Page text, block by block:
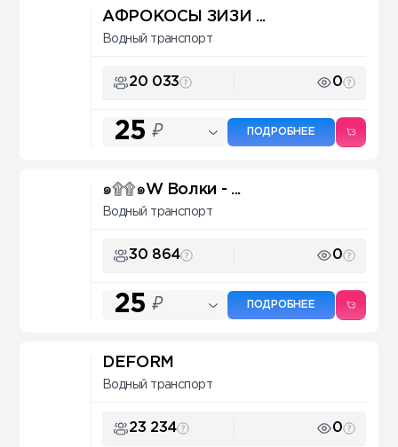
АФРОКОСЫ ЗИЗИ ...
Водный транспорт
20 033 0
25 ₽ ПОДРОБНЕЕ
๑۩۩๑W Волки - ...
Водный транспорт
30 864 0
25 ₽ ПОДРОБНЕЕ
DEFORM
Водный транспорт
23 234 0